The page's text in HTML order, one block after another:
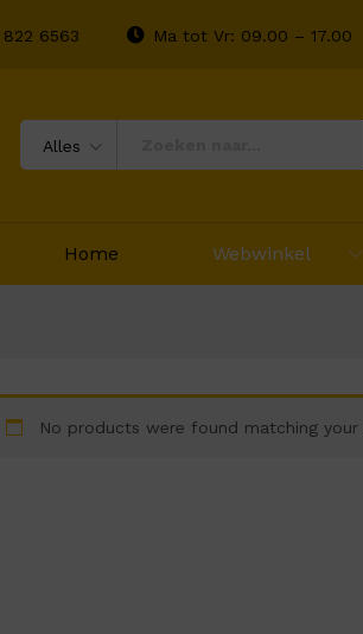
822 6563 Ma tot Vr: 09.00 – 17.00
Alles
Home Webwinkel
No products were found matching your